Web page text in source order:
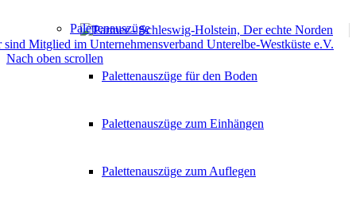
Palettenauszüge
Palettenauszüge für den Boden
Palettenauszüge zum Einhängen
Palettenauszüge zum Auflegen
Nach oben scrollen